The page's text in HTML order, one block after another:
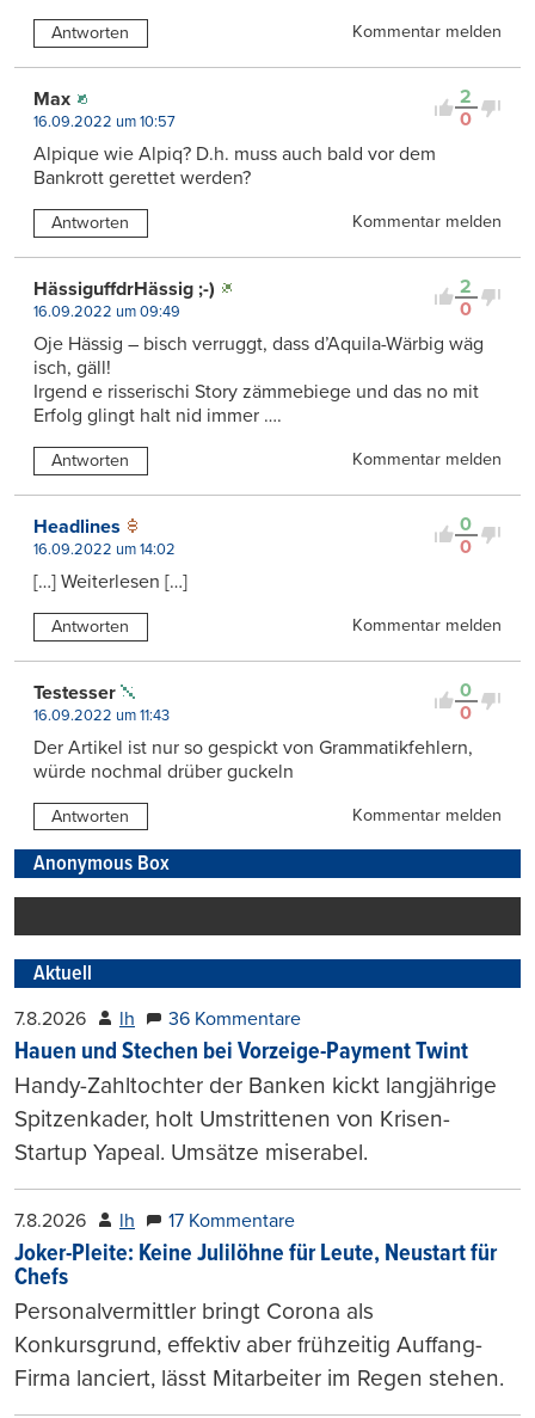
Antworten Kommentar melden
2
0
Max
16.09.2022 um 10:57
Alpique wie Alpiq? D.h. muss auch bald vor dem
Bankrott gerettet werden?
Antworten Kommentar melden
2
0
HässiguffdrHässig ;-)
16.09.2022 um 09:49
Oje Hässig – bisch verruggt, dass d’Aquila-Wärbig wäg
isch, gäll!
Irgend e risserischi Story zämmebiege und das no mit
Erfolg glingt halt nid immer ….
Antworten Kommentar melden
0
0
Headlines
16.09.2022 um 14:02
[…] Weiterlesen […]
Antworten Kommentar melden
0
0
Testesser
16.09.2022 um 11:43
Der Artikel ist nur so gespickt von Grammatikfehlern,
würde nochmal drüber guckeln
Antworten Kommentar melden
Anonymous Box
Aktuell
7.8.2026 lh 36 Kommentare
Hauen und Stechen bei Vorzeige-Payment Twint
Handy-Zahltochter der Banken kickt langjährige
Spitzenkader, holt Umstrittenen von Krisen-
Startup Yapeal. Umsätze miserabel.
7.8.2026 lh 17 Kommentare
Joker-Pleite: Keine Julilöhne für Leute, Neustart für
Chefs
Personalvermittler bringt Corona als
Konkursgrund, effektiv aber frühzeitig Auffang-
Firma lanciert, lässt Mitarbeiter im Regen stehen.